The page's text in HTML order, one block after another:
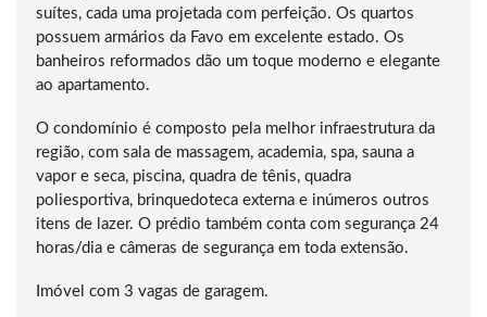
suítes, cada uma projetada com perfeição. Os quartos
possuem armários da Favo em excelente estado. Os
banheiros reformados dão um toque moderno e elegante
ao apartamento.
O condomínio é composto pela melhor infraestrutura da
região, com sala de massagem, academia, spa, sauna a
vapor e seca, piscina, quadra de tênis, quadra
poliesportiva, brinquedoteca externa e inúmeros outros
itens de lazer. O prédio também conta com segurança 24
horas/dia e câmeras de segurança em toda extensão.
Imóvel com 3 vagas de garagem.